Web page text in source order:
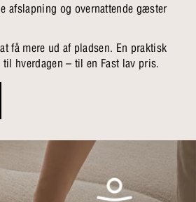
afslapning og overnattende gæster
få mere ud af pladsen. En praktisk
hverdagen – til en Fast lav pris.